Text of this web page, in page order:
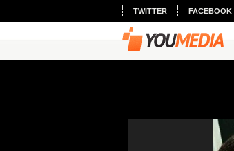
TWITTER FACEBOOK